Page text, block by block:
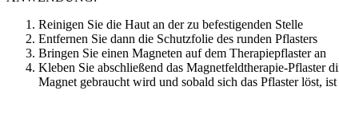
Reinigen Sie die Haut an der zu befestigenden Stelle
Entfernen Sie dann die Schutzfolie des runden Pflasters
Bringen Sie einen Magneten auf dem Therapiepflaster an
Kleben Sie abschließend das Magnetfeldtherapie-Pflaster
Magnet gebraucht wird und sobald sich das Pflaster löst,